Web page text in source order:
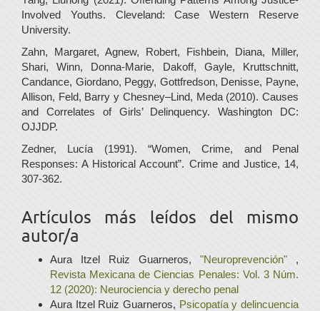
Involved Youths. Cleveland: Case Western Reserve
University.
Zahn, Margaret, Agnew, Robert, Fishbein, Diana, Miller,
Shari, Winn, Donna-Marie, Dakoff, Gayle, Kruttschnitt,
Candance, Giordano, Peggy, Gottfredson, Denisse, Payne,
Allison, Feld, Barry y Chesney–Lind, Meda (2010). Causes
and Correlates of Girls’ Delinquency. Washington DC:
OJJDP.
Zedner, Lucía (1991). “Women, Crime, and Penal
Responses: A Historical Account”. Crime and Justice, 14,
307-362.
Artículos más leídos del mismo
autor/a
Aura Itzel Ruiz Guarneros, "Neuroprevención" ,
Revista Mexicana de Ciencias Penales: Vol. 3 Núm.
12 (2020): Neurociencia y derecho penal
Aura Itzel Ruiz Guarneros, Psicopatía y delincuencia